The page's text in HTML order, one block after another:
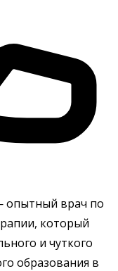
опытный врач по
который
и чуткого
образования в